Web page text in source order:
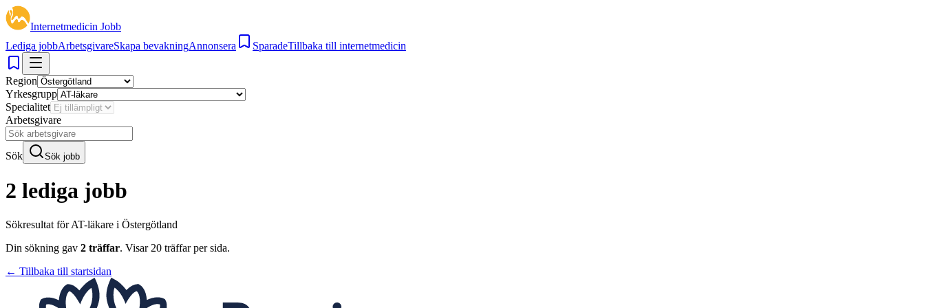
Internetmedicin Jobb
Lediga jobbArbetsgivareSkapa bevakningAnnonsera SparadeTillbaka till internetmedicin
Region
Yrkesgrupp
Specialitet
Arbetsgivare
Sök Sök jobb
2 lediga jobb
Sökresultat förAT-läkare i Östergötland
Din sökning gav 2 träffar. Visar 20 träffar per sida.
← Tillbaka till startsidan